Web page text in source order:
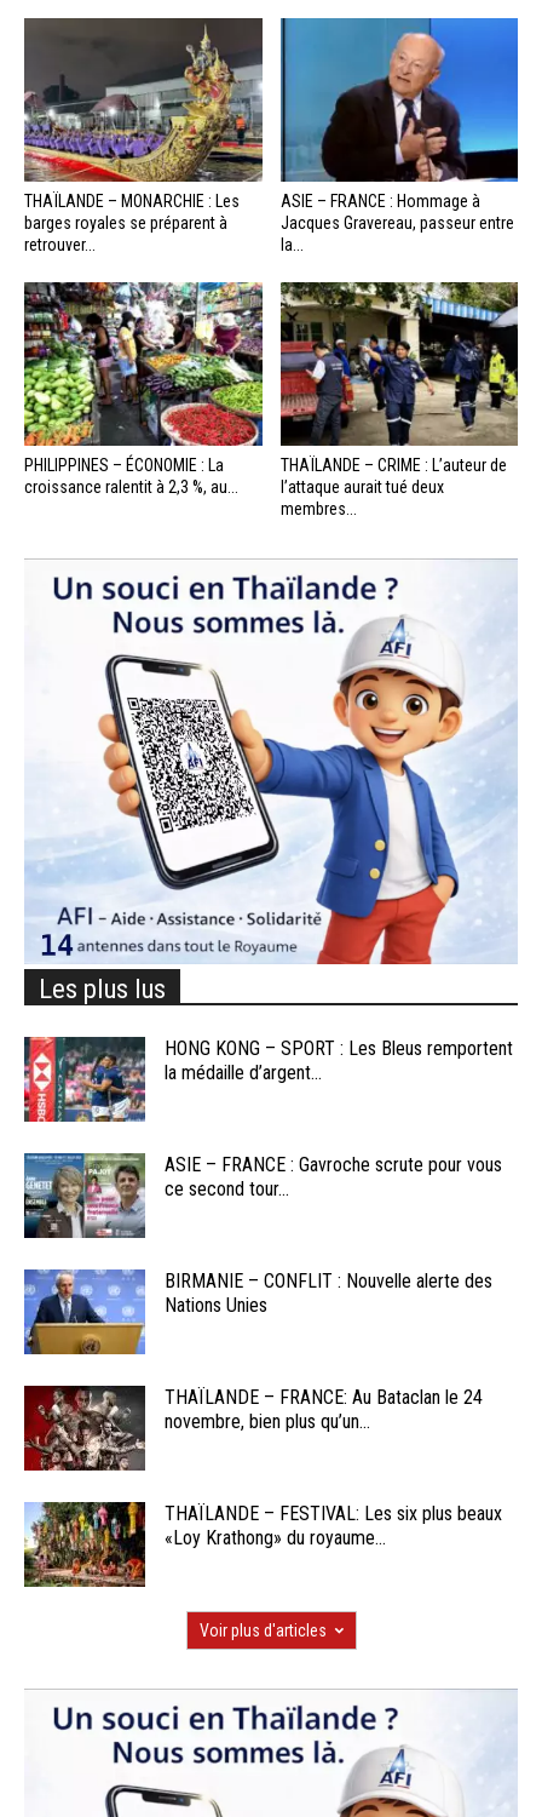
THAÏLANDE – MONARCHIE : Les
barges royales se préparent à
retrouver...
ASIE – FRANCE : Hommage à
Jacques Gravereau, passeur entre
la...
PHILIPPINES – ÉCONOMIE : La
croissance ralentit à 2,3 %, au...
THAÏLANDE – CRIME : L’auteur de
l’attaque aurait tué deux
membres...
Les plus lus
HONG KONG – SPORT : Les Bleus remportent
la médaille d’argent...
ASIE – FRANCE : Gavroche scrute pour vous
ce second tour...
BIRMANIE – CONFLIT : Nouvelle alerte des
Nations Unies
THAÏLANDE – FRANCE: Au Bataclan le 24
novembre, bien plus qu’un...
THAÏLANDE – FESTIVAL: Les six plus beaux
«Loy Krathong» du royaume...
Voir plus d'articles